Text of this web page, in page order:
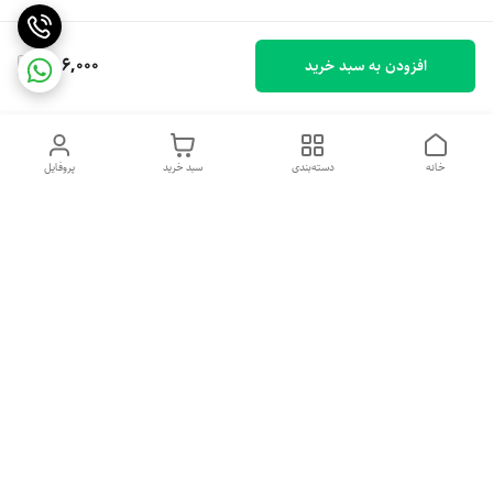
786,000 افزودن به سبد خرید
پروفایل سبد خرید دسته‌بندی خانه